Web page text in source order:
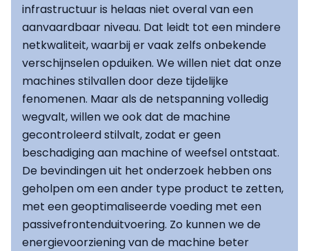
infrastructuur is helaas niet overal van een
aanvaardbaar niveau. Dat leidt tot een mindere
netkwaliteit, waarbij er vaak zelfs onbekende
verschijnselen opduiken. We willen niet dat onze
machines stilvallen door deze tijdelijke
fenomenen. Maar als de netspanning volledig
wegvalt, willen we ook dat de machine
gecontroleerd stilvalt, zodat er geen
beschadiging aan machine of weefsel ontstaat.
De bevindingen uit het onderzoek hebben ons
geholpen om een ander type product te zetten,
met een geoptimaliseerde voeding met een
passivefrontenduitvoering. Zo kunnen we de
energievoorziening van de machine beter